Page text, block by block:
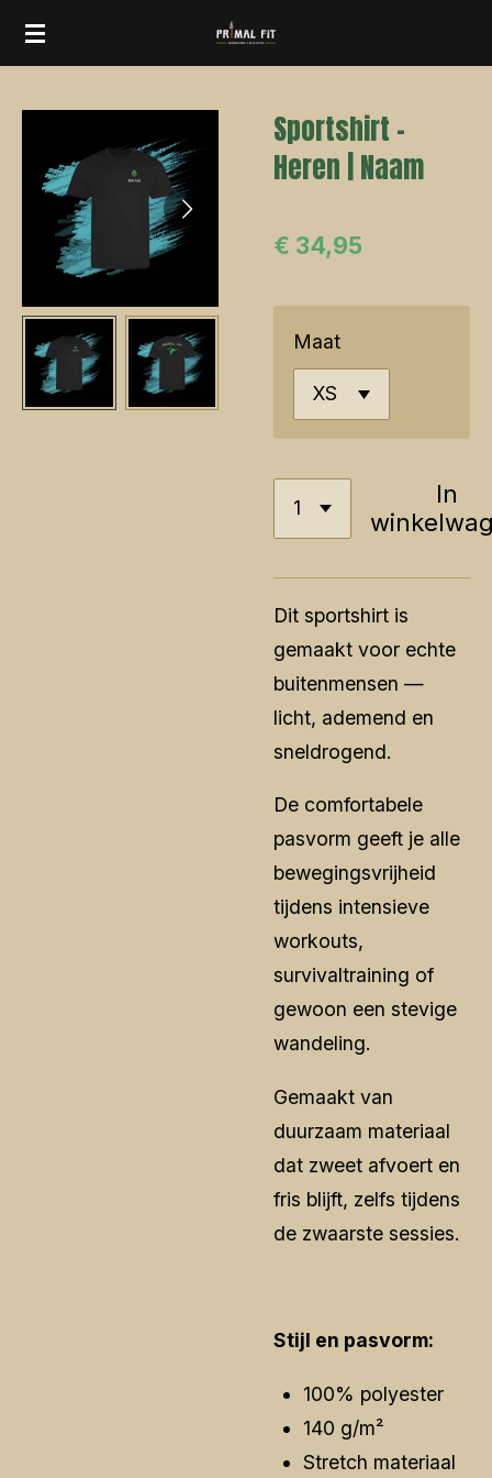
Ga
direct
hoofdinhoud
Sportshirt -
Heren | Naam
€ 34,95
Maat
In
Dit sportshirt is
gemaakt voor echte
buitenmensen —
licht, ademend en
sneldrogend.
De comfortabele
pasvorm geeft je alle
bewegingsvrijheid
tijdens intensieve
workouts,
survivaltraining of
gewoon een stevige
wandeling.
Gemaakt van
duurzaam materiaal
dat zweet afvoert en
fris blijft, zelfs tijdens
de zwaarste sessies.
Stijl en pasvorm:
100% polyester
140 g/m²
Stretch materiaal